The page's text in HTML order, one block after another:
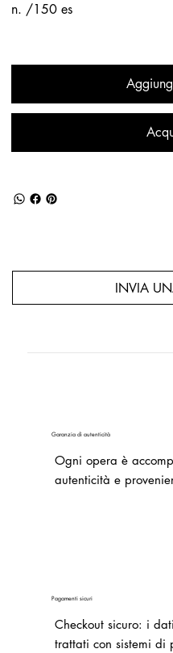
n. /150 es
INVIA
Garanzia di autenticità
Ogni opera è
autenticità e
Pagamenti sicuri
Checkout sicuro: i
trattati con sistemi di